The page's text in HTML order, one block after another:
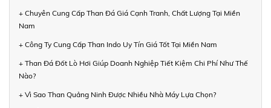
+ Chuyên Cung Cấp Than Đá Giá Cạnh Tranh, Chất Lượng Tại Miền
Nam
+ Công Ty Cung Cấp Than Indo Uy Tín Giá Tốt Tại Miền Nam
+ Than Đá Đốt Lò Hơi Giúp Doanh Nghiệp Tiết Kiệm Chi Phí Như Thế
Nào?
+ Vì Sao Than Quảng Ninh Được Nhiều Nhà Máy Lựa Chọn?